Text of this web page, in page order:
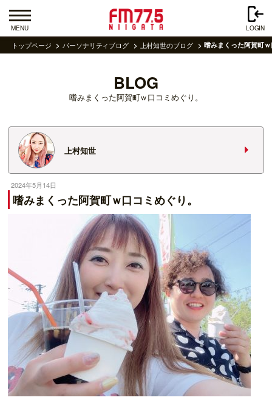
MENU LOGIN
トップページ パーソナリティブログ 上村知世のブログ 嗜みまくった阿賀町
BLOG
嗜みまくった阿賀町ｗ口コミめぐり。
上村知世
2024年5月14日
嗜みまくった阿賀町ｗ口コミめぐり。